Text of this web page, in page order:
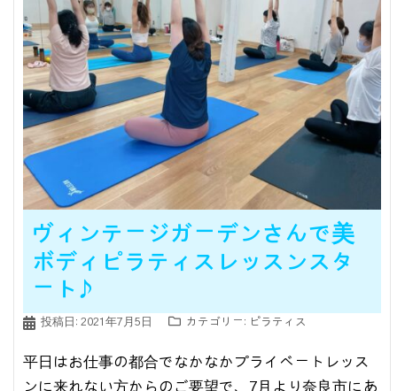
ヴィンテージガーデンさんで美
ボディピラティスレッスンスタ
ート♪
投稿日: 2021年7月5日 カテゴリー: ピラティス
平日はお仕事の都合でなかなかプライベートレッス
ンに来れない方からのご要望で、7月より奈良市にあ